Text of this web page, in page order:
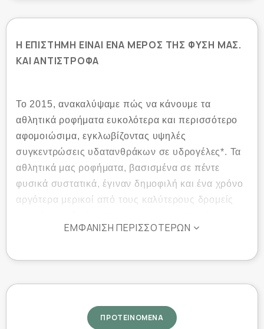
Η ΕΠΙΣΤΗΜΗ ΕΙΝΑΙ ΕΝΑ ΜΕΡΟΣ ΤΗΣ ΦΥΣΗ ΜΑΣ.
ΚΑΙ ΑΝΤΙΣΤΡΟΦΑ
Το 2015, ανακαλύψαμε πώς να κάνουμε τα
αθλητικά ροφήματα ευκολότερα και περισσότερο
αφομοιώσιμα, εγκλωβίζοντας υψηλές
συγκεντρώσεις υδατανθράκων σε υδρογέλες*. Τα
αθλητικά μας ροφήματα, βασισμένα σε πέντε
φυσικά συστατικά, έγιναν δημοφιλή και ένα χρόνο
αργότερα μερικοί από τους καλύτερους δρομείς
Οι αθλητές πάντοτε αναζητούσαν με τι μπορούν να
ΕΜΦΆΝΙΣΗ ΠΕΡΙΣΣΌΤΕΡΩΝ
ΠΡΟΤΕΙΝΟΜΕΝΑ